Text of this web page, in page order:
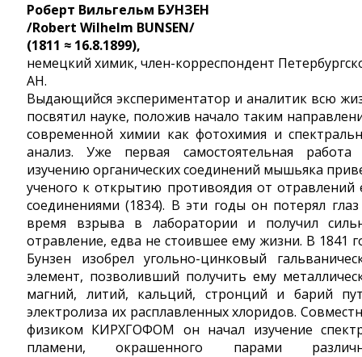
Роберт Вильгельм БУНЗЕН
/Robert Wilhelm BUNSEN/
(1811 ≈ 16.8.1899),
немецкий химик, член-корреспондент
АН.
Выдающийся экспериментатор и аналитик всю
посвятил науке, положив начало таким
современной химии как фотохимия и
анализ. Уже первая самостоятельная
изучению органических соединений мышьяка
ученого к открытию противоядия от отравлений
соединениями (1834). В эти годы он потерял
время взрыва в лаборатории и получил
отравление, едва не стоившее ему жизни. В 1841
Бунзен изобрел угольно-цинковый
элемент, позволивший получить ему
магний, литий, кальций, стронций и барий
электролиза их расплавленных хлоридов.
физиком КИРХГОФОМ он начал изучение
пламени, окрашенного парами